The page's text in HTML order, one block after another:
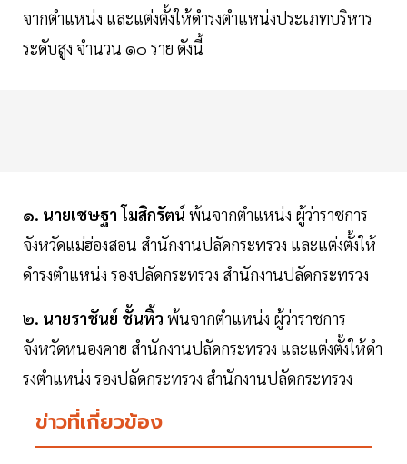
จากตําแหน่ง และแต่งตั้งให้ดํารงตําแหน่งประเภทบริหาร
ระดับสูง จํานวน ๑๐ ราย ดังนี้
๑. นายเชษฐา โมสิกรัตน์ พ้นจากตําแหน่ง ผู้ว่าราชการ
จังหวัดแม่ฮ่องสอน สํานักงานปลัดกระทรวง และแต่งตั้งให้
ดํารงตําแหน่ง รองปลัดกระทรวง สํานักงานปลัดกระทรวง
๒. นายราชันย์ ชั้นหิ้ว พ้นจากตําแหน่ง ผู้ว่าราชการ
จังหวัดหนองคาย สํานักงานปลัดกระทรวง และแต่งตั้งให้ดํา
รงตําแหน่ง รองปลัดกระทรวง สํานักงานปลัดกระทรวง
ข่าวที่เกี่ยวข้อง